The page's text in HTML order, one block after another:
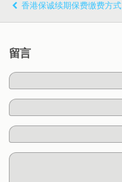
香港保诚续期保费缴费方式
留言